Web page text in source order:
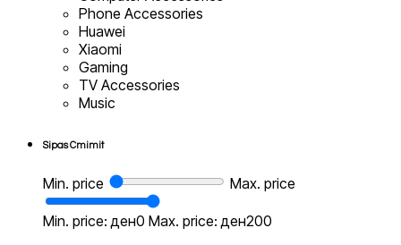
Phone Accessories
Huawei
Xiaomi
Gaming
TV Accessories
Music
Sipas Cmimit
Min. price Max. price
Min. price: ден0 Max. price: ден200